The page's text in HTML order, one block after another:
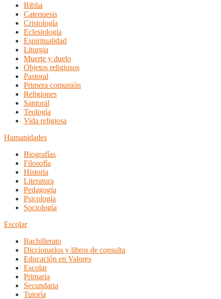
Biblia
Catequesis
Cristología
Eclesiología
Espiritualidad
Liturgia
Muerte y duelo
Objetos religiosos
Pastoral
Primera comunión
Religiones
Santoral
Teología
Vida religiosa
Humanidades
Biografías
Filosofía
Historia
Literatura
Pedagogía
Psicología
Sociología
Escolar
Bachillerato
Diccionarios y libros de consulta
Educación en Valores
Escolar
Primaria
Secundaria
Tutoría